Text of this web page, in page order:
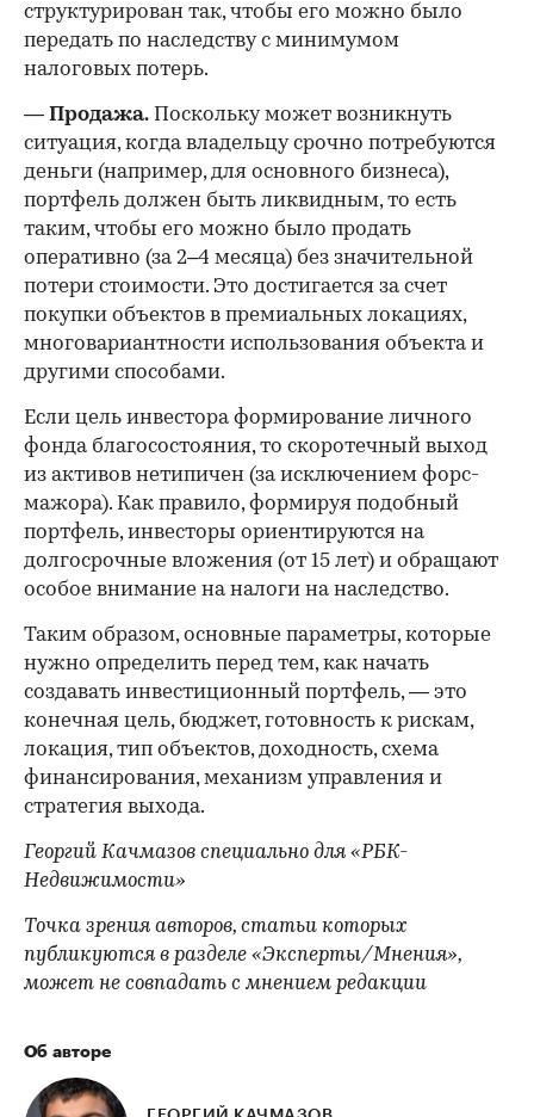
структурирован так, чтобы его можно было
передать по наследству с минимумом
налоговых потерь.
— Продажа. Поскольку может возникнуть
ситуация, когда владельцу срочно потребуются
деньги (например, для основного бизнеса),
портфель должен быть ликвидным, то есть
таким, чтобы его можно было продать
оперативно (за 2–4 месяца) без значительной
потери стоимости. Это достигается за счет
покупки объектов в премиальных локациях,
многовариантности использования объекта и
другими способами.
Если цель инвестора формирование личного
фонда благосостояния, то скоротечный выход
из активов нетипичен (за исключением форс-
мажора). Как правило, формируя подобный
портфель, инвесторы ориентируются на
долгосрочные вложения (от 15 лет) и обращают
особое внимание на налоги на наследство.
Таким образом, основные параметры, которые
нужно определить перед тем, как начать
создавать инвестиционный портфель, — это
конечная цель, бюджет, готовность к рискам,
локация, тип объектов, доходность, схема
финансирования, механизм управления и
стратегия выхода.
Георгий Качмазов специально для «РБК-
Недвижимости»
Точка зрения авторов, статьи которых
публикуются в разделе «Эксперты/Мнения»,
может не совпадать с мнением редакции
Об авторе